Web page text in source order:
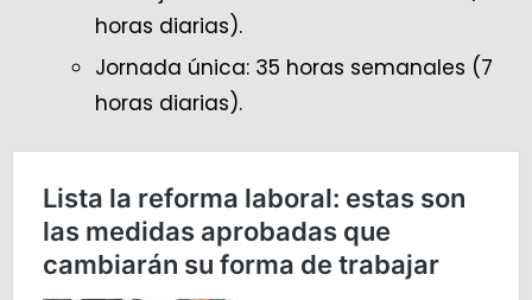
horas diarias).
Jornada única: 35 horas semanales (7
horas diarias).